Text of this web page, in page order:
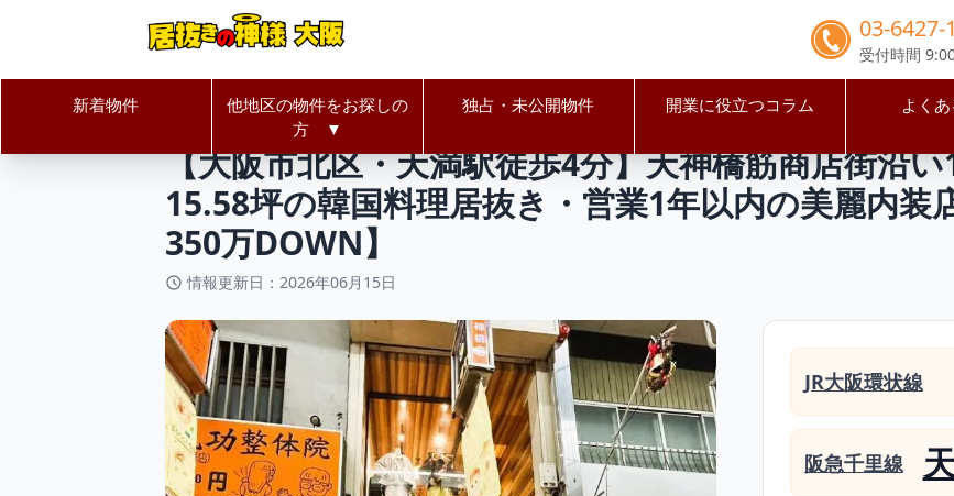
03-6427-
受付時間
新着物件
他地区の物件をお探しの
方 ▼
独占・未公開物件 開業に役立つコラム よく
居抜きの神様Home 大阪府 大阪市北区 天満駅 【大阪市北区・天満駅徒歩4分】天神橋
【大阪市北区・天満駅徒歩4分】天神橋筋商店街沿
15.58坪の韓国料理居抜き・営業1年以内の美麗内装
350万DOWN】
情報更新日：2026年06月15日
JR大阪環状線
阪急千里線